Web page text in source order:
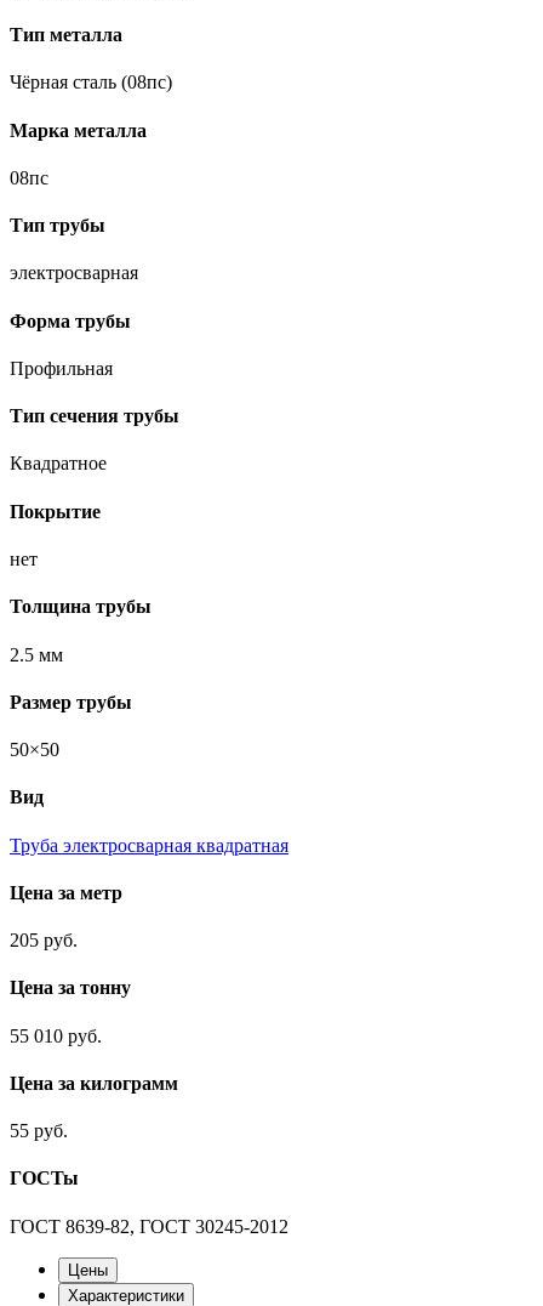
Тип металла
Чёрная сталь (08пс)
Марка металла
08пс
Тип трубы
электросварная
Форма трубы
Профильная
Тип сечения трубы
Квадратное
Покрытие
нет
Толщина трубы
2.5 мм
Размер трубы
50×50
Вид
Труба электросварная квадратная
Цена за метр
205 руб.
Цена за тонну
55 010 руб.
Цена за килограмм
55 руб.
ГОСТы
ГОСТ 8639-82, ГОСТ 30245-2012
Цены
Характеристики